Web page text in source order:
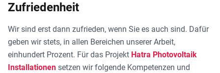
Zufriedenheit
Wir sind erst dann zufrieden, wenn Sie es auch sind. Dafür
geben wir stets, in allen Bereichen unserer Arbeit,
einhundert Prozent. Für das Projekt Hatra Photovoltaik
Installationen setzen wir folgende Kompetenzen und